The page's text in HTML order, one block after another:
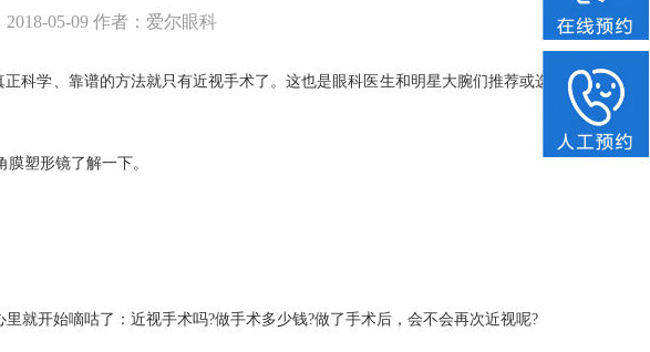
05-09 作者：爱尔眼科
科学、靠谱的方法就只有近视手术了。这也是眼科医生和明星大腕们推荐或选
塑形镜了解一下。
就开始嘀咕了：近视手术吗?做手术多少钱?做了手术后，会不会再次近视呢?